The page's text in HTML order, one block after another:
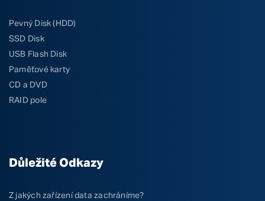
Pevný Disk (HDD)
SSD Disk
USB Flash Disk
Paměťové karty
CD a DVD
RAID pole
Důležité Odkazy
Z jakých zařízení data zachráníme?